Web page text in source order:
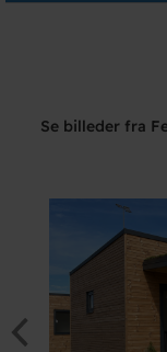
Se billeder fra